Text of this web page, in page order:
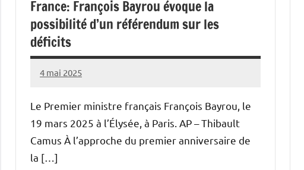
France: François Bayrou évoque la
possibilité d’un référendum sur les
déficits
4 mai 2025
Admins
Le Premier ministre français François Bayrou, le
19 mars 2025 à l’Élysée, à Paris. AP – Thibault
Camus À l’approche du premier anniversaire de
la […]